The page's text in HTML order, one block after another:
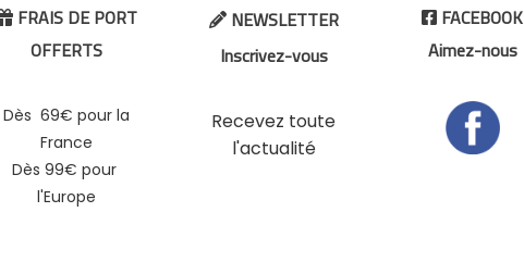
FRAIS DE PORT
OFFERTS
Dès 69€ pour la
France
Dès 99€ pour
l'Europe
NEWSLETTER
Inscrivez-vous
Recevez toute
l'actualité
 FACEBOOK
Aimez-nous